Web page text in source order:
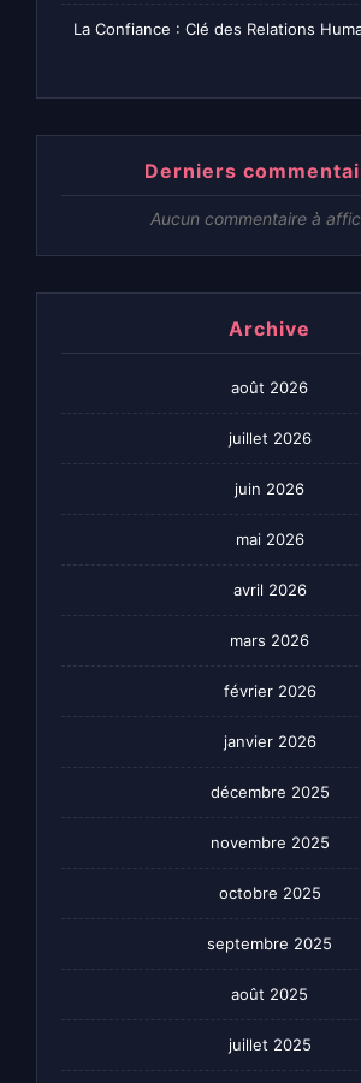
La Confiance : Clé des Relations
Derniers
Aucun commentaire à
Archive
août 2026
juillet 2026
juin 2026
mai 2026
avril 2026
mars 2026
février 2026
janvier 2026
décembre 2025
novembre 2025
octobre 2025
septembre 2025
août 2025
juillet 2025